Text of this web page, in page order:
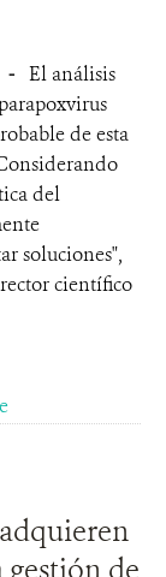
- El análisis
de esta
del
soluciones",
científico